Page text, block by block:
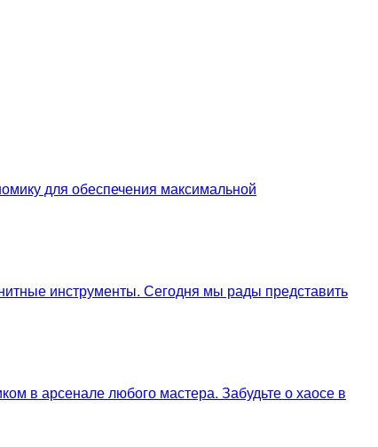
для обеспечения максимальной
инструменты. Сегодня мы рады представить
в арсенале любого мастера. Забудьте о хаосе в